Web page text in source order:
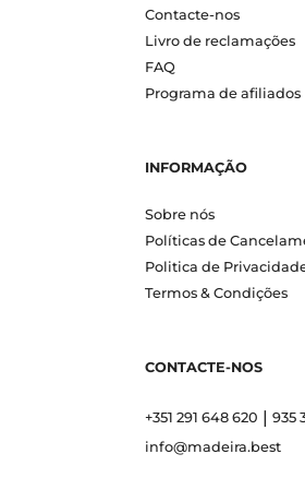
Contacte-nos
Livro de reclamações
FAQ
Programa de afiliados
INFORMAÇÃO
Sobre nós
Políticas de
Politica de
Termos & Condições
CONTACTE-NOS
+351 291 648 620 | 935
info@madeira.best